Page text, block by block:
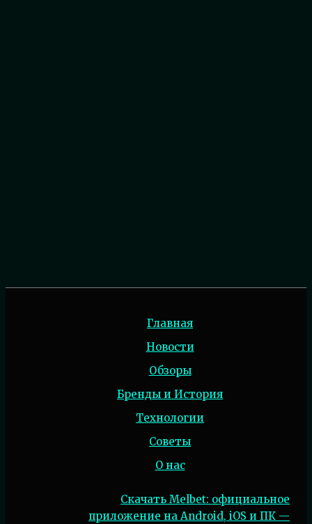
Главная
Новости
Обзоры
Бренды и История
Технологии
Советы
О нас
Скачать Melbet: официальное
приложение на Android, iOS и ПК —